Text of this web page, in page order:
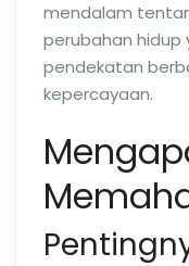
mendalam
perubahan hidup
pendekatan
kepercayaan.